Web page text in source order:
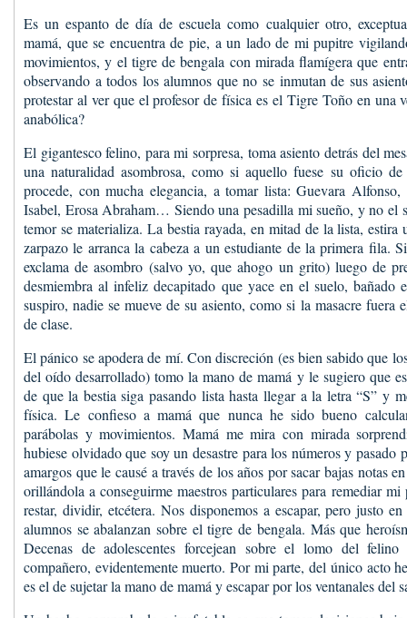
Es un espanto de día de escuela como cualquier otro,
mamá, que se encuentra de pie, a un lado de mi pupitre
movimientos, y el tigre de bengala con mirada flamígera que
observando a todos los alumnos que no se inmutan de sus
protestar al ver que el profesor de física es el Tigre Toño en una
anabólica?
El gigantesco felino, para mi sorpresa, toma asiento detrás del
una naturalidad asombrosa, como si aquello fuese su oficio
procede, con mucha elegancia, a tomar lista: Guevara
Isabel, Erosa Abraham… Siendo una pesadilla mi sueño, y no el
temor se materializa. La bestia rayada, en mitad de la lista, estira
zarpazo le arranca la cabeza a un estudiante de la primera fila.
exclama de asombro (salvo yo, que ahogo un grito) luego de
desmiembra al infeliz decapitado que yace en el suelo, bañado
suspiro, nadie se mueve de su asiento, como si la masacre fuera
de clase.
El pánico se apodera de mí. Con discreción (es bien sabido que
del oído desarrollado) tomo la mano de mamá y le sugiero que
de que la bestia siga pasando lista hasta llegar a la letra “S” y
física. Le confieso a mamá que nunca he sido bueno
parábolas y movimientos. Mamá me mira con mirada
hubiese olvidado que soy un desastre para los números y pasado
amargos que le causé a través de los años por sacar bajas notas
orillándola a conseguirme maestros particulares para remediar mi
restar, dividir, etcétera. Nos disponemos a escapar, pero justo
alumnos se abalanzan sobre el tigre de bengala. Más que
Decenas de adolescentes forcejean sobre el lomo del
compañero, evidentemente muerto. Por mi parte, del único acto
es el de sujetar la mano de mamá y escapar por los ventanales del